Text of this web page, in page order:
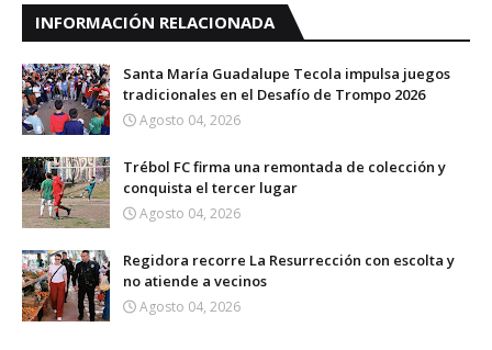
INFORMACIÓN RELACIONADA
Santa María Guadalupe Tecola impulsa juegos
tradicionales en el Desafío de Trompo 2026
Agosto 04, 2026
Trébol FC firma una remontada de colección y
conquista el tercer lugar
Agosto 04, 2026
Regidora recorre La Resurrección con escolta y
no atiende a vecinos
Agosto 04, 2026